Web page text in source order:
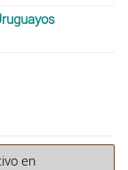
en